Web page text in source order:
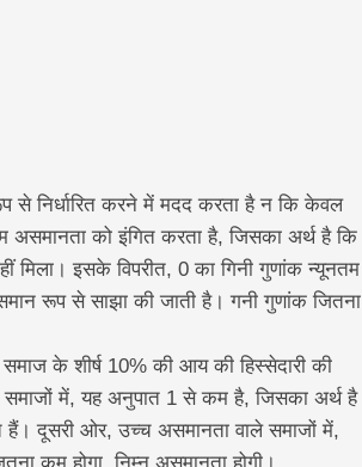
से निर्धारित करने में मदद करता है न कि केवल
असमानता को इंगित करता है, जिसका अर्थ है कि
इसके विपरीत, 0 का गिनी गुणांक न्यूनतम
रूप से साझा की जाती है। गनी गुणांक जितना
के शीर्ष 10% की आय की हिस्सेदारी की
में, यह अनुपात 1 से कम है, जिसका अर्थ है
दूसरी ओर, उच्च असमानता वाले समाजों में,